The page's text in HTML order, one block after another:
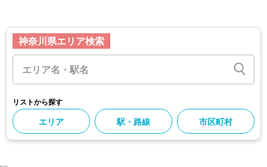
神奈川県エリア検索
リストから探す
エリア 駅・路線 市区町村